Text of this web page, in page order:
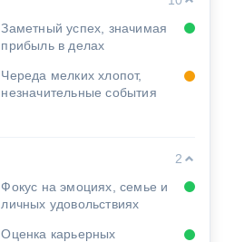
Заметный успех, значимая
прибыль в делах
Череда мелких хлопот,
незначительные события
2
Фокус на эмоциях, семье и
личных удовольствиях
Оценка карьерных